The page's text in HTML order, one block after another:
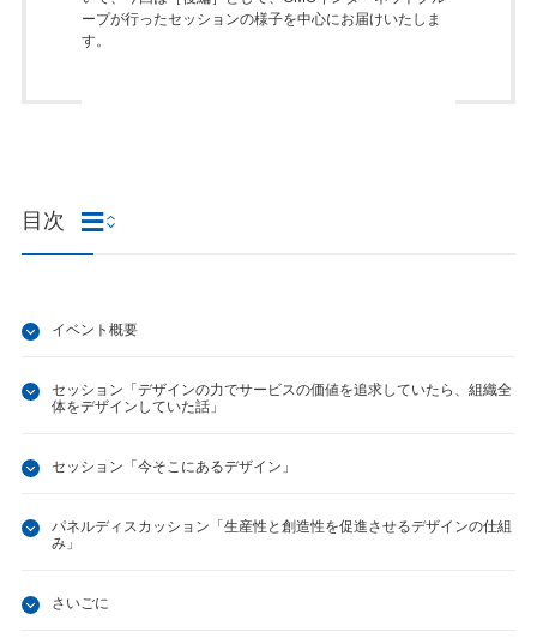
ープが行ったセッションの様子を中心にお届けいたしま
す。
目次
イベント概要
セッション「デザインの力でサービスの価値を追求していたら、組織全
体をデザインしていた話」
セッション「今そこにあるデザイン」
パネルディスカッション「生産性と創造性を促進させるデザインの仕組
み」
さいごに